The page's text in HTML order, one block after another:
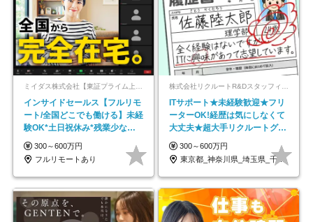
インサイドセールス【フルリモ
ート/全国どこでも働ける】未経
験OK*土日祝休み*残業少なめ*
在宅勤務手当あり
300～600万円
フルリモートあり
ITサポート★未経験歓迎★フリ
ーターOK!経歴は気にしなくて
大丈夫★超大手リクルートグル
ープの正社員/sg
300～600万円
東京都_神奈川県_埼玉県_千葉県_大阪府…